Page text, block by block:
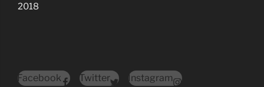
2018
Facebook Twitter Instagram